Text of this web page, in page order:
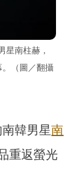
星南柱赫，
（圖／翻攝
韓男星南
重返螢光